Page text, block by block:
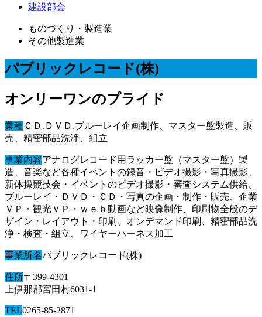
建設部会
ものづくり・製造業
その他製造業
パブリックレコード(株)
オンリーワンのプライド
業種ＣＤ.ＤＶＤ.ブルーレイ企画制作、マスター盤製造、販
売、精密部品洗浄、組立
事業内容アナログレコード用ラッカー盤（マスター盤）製
造、音楽など各種イベントの録音・ビデオ撮影・写真撮影、
新体操競技会・イベントのビデオ撮影・審査システム供給、
ブルーレイ・ＤＶＤ・ＣＤ・写真の企画・制作・販売、企業
ＶＰ・観光ＶＰ・ｗｅｂ動画など映像制作、印刷物全般のデ
ザイン・レイアウト・印刷、オンデマンド印刷、精密部品洗
浄・検査・組立、ワイヤーハーネス加工
事業所名パブリックレコード(株)
住所〒399-4301
上伊那郡宮田村6031-1
TEL0265-85-2871